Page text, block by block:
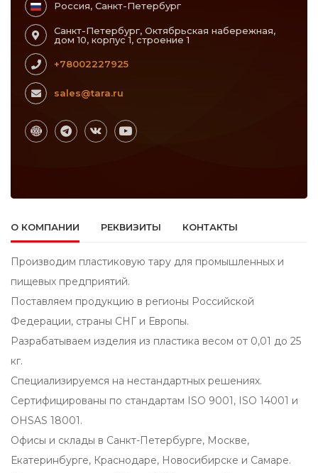
Россия, Санкт-Петербург
Санкт-Петербург, Октябрьская набережная,
дом 10, корпус 1, строение 1
+78002227925
sales@tara.ru
О КОМПАНИИ РЕКВИЗИТЫ КОНТАКТЫ
Производим пластиковую тару для промышленных и
пищевых предприятий.
Поставляем продукцию в регионы Российской
Федерации, страны СНГ и Европы.
Разрабатываем изделия из пластика весом от 0,01 до 25
кг.
Специализируемся на нестандартных решениях.
Сертифицированы по стандартам ISO 9001, ISO 14001 и
OHSAS 18001.
Офисы и склады в Санкт-Петербурге, Москве,
Екатеринбурге, Краснодаре, Новосибирске и Самаре.